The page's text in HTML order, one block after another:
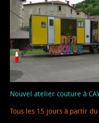
Nouvel atelier couture à
Tous les 15 jours à partir